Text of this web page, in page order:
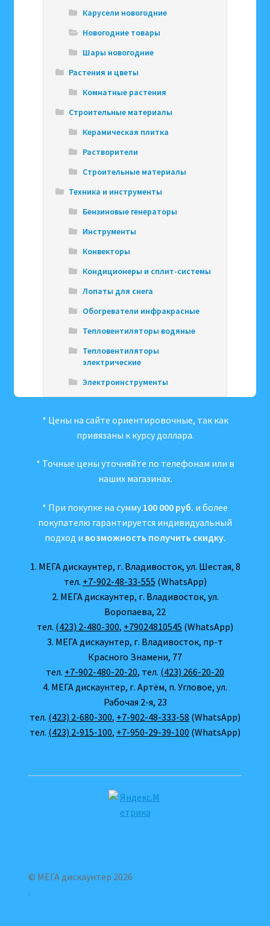
Карусели новогодние
Новогодние товары
Шары новогодние
Растения и цветы
Комнатные растения
Строительные материалы
Керамическая плитка
Растворители
Строительные материалы
Техника и инструменты
Бензиновые генераторы
Инструменты
Конвекторы
Кондиционеры и сплит-системы
Лопаты для снега
Обогреватели инфракрасные
Тепловентиляторы водяные
Тепловентиляторы
электрические
Электроинструменты
* Цены на сайте ориентировочные, так как
привязаны к курсу доллара.
* Точные цены уточняйте по телефонам или в
наших магазинах.
* При покупке на сумму 100 000 руб. и более
покупателю гарантируется индивидуальный
подход и возможность получить скидку.
1. МЕГА дискаунтер, г. Владивосток, ул. Шестая, 8
тел. +7-902-48-33-555 (WhatsApp)
2. МЕГА дискаунтер, г. Владивосток, ул.
Воропаева, 22
тел. (423) 2-480-300, +79024810545 (WhatsApp)
3. МЕГА дискаунтер, г. Владивосток, пр-т
Красного Знамени, 77
тел. +7-902-480-20-20, тел. (423) 266-20-20
4. МЕГА дискаунтер, г. Артём, п. Угловое, ул.
Рабочая 2-я, 23
тел. (423) 2-680-300, +7-902-48-333-58 (WhatsApp)
тел. (423) 2-915-100, +7-950-29-39-100 (WhatsApp)
© МЕГА дискаунтер 2026
.